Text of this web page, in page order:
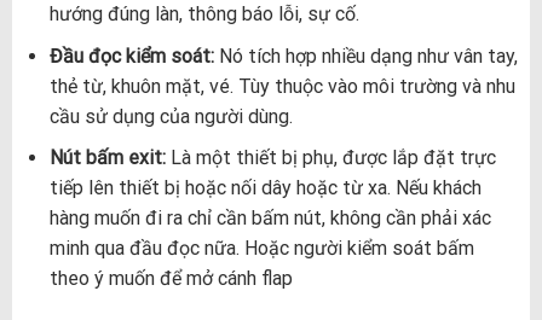
hướng đúng làn, thông báo lỗi, sự cố.
Đầu đọc kiểm soát:Nó tích hợp nhiều dạng như vân tay,
thẻ từ, khuôn mặt, vé. Tùy thuộc vào môi trường và nhu
cầu sử dụng của người dùng.
Nút bấm exit:Là một thiết bị phụ, được lắp đặt trực
tiếp lên thiết bị hoặc nối dây hoặc từ xa. Nếu khách
hàng muốn đi ra chỉ cần bấm nút, không cần phải xác
minh qua đầu đọc nữa. Hoặc người kiểm soát bấm
theo ý muốn để mở cánh flap